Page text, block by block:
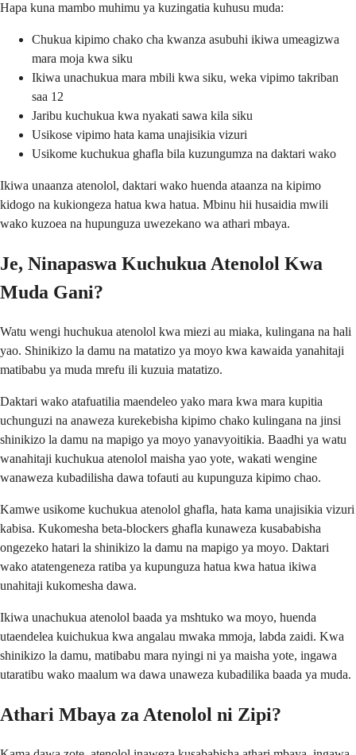
Hapa kuna mambo muhimu ya kuzingatia kuhusu muda:
Chukua kipimo chako cha kwanza asubuhi ikiwa umeagizwa
mara moja kwa siku
Ikiwa unachukua mara mbili kwa siku, weka vipimo takriban
saa 12
Jaribu kuchukua kwa nyakati sawa kila siku
Usikose vipimo hata kama unajisikia vizuri
Usikome kuchukua ghafla bila kuzungumza na daktari wako
Ikiwa unaanza atenolol, daktari wako huenda ataanza na kipimo
kidogo na kukiongeza hatua kwa hatua. Mbinu hii husaidia mwili
wako kuzoea na hupunguza uwezekano wa athari mbaya.
Je, Ninapaswa Kuchukua Atenolol Kwa
Muda Gani?
Watu wengi huchukua atenolol kwa miezi au miaka, kulingana na hali
yao. Shinikizo la damu na matatizo ya moyo kwa kawaida yanahitaji
matibabu ya muda mrefu ili kuzuia matatizo.
Daktari wako atafuatilia maendeleo yako mara kwa mara kupitia
uchunguzi na anaweza kurekebisha kipimo chako kulingana na jinsi
shinikizo la damu na mapigo ya moyo yanavyoitikia. Baadhi ya watu
wanahitaji kuchukua atenolol maisha yao yote, wakati wengine
wanaweza kubadilisha dawa tofauti au kupunguza kipimo chao.
Kamwe usikome kuchukua atenolol ghafla, hata kama unajisikia vizuri
kabisa. Kukomesha beta-blockers ghafla kunaweza kusababisha
ongezeko hatari la shinikizo la damu na mapigo ya moyo. Daktari
wako atatengeneza ratiba ya kupunguza hatua kwa hatua ikiwa
unahitaji kukomesha dawa.
Ikiwa unachukua atenolol baada ya mshtuko wa moyo, huenda
utaendelea kuichukua kwa angalau mwaka mmoja, labda zaidi. Kwa
shinikizo la damu, matibabu mara nyingi ni ya maisha yote, ingawa
utaratibu wako maalum wa dawa unaweza kubadilika baada ya muda.
Athari Mbaya za Atenolol ni Zipi?